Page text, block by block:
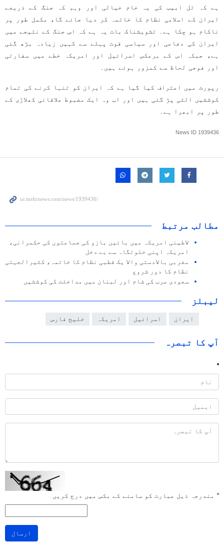
ہے کہ تل ابیب کی یہ خام خیالی اور وہم کہ جنگ کے ذریعے
ایران کے اسلامی نظام کا خاتمہ کر دیا جائے گا، مکمل طور پر
ناکام ہو چکا ہے۔ تشویشناک بات یہ ہے کہ اس جنگ کے نتیجے میں
ایران کی دفاعی اور سیاسی قوت پہلے سے کہیں زیادہ بڑھ گئی
ہے، جبکہ اس کے برعکس اسرائیل اور امریکہ خطے میں سفارتی
اور فوجی لحاظ سے کمزور ہوئے ہیں۔
رپورٹ میں اعتراف کیا گیا ہے کہ ایران کو تنہا کرنے کی تمام
کوششیں الٹی پڑ گئی ہیں اور اب وہ ایک مضبوط علاقائی کھلاڑی کے
طور پر ابھرا ہے۔
News ID 1939436
مطالب مرتبط
لاطینی امریکہ میں بائیں بازو کی جماعتوں کی حکمرانی،
امریکہ اپنی خلوتگاہ سے بے دخل
مغربی بالادستی والا یک قطبی نظام کا خاتمہ، کثیرالجہتی
نظام کا دور شروع
سعودی عرب کی شام اور لبنان میں مداخلت کی کوششیں
لیبلز
ایران اسرائیل امریکہ خلیج فارس
آپ کا تبصرہ
* مندرجہ ذیل عبارت کو سامنے کے بکس میں درج کریں
ارسال